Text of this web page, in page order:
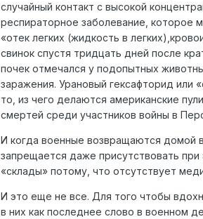
случайный контакт с высокой
респираторное заболевание, которое
«отек легких (жидкость в
свинок спустя тридцать дней после
почек отмечался у подопытных
заражения. Урановый гексафторид или
то, из чего делаются американские
смертей среди участников войны в
И когда военные возвращаются домой
запрещается даже присутствовать
«склады» потому, что отсутствует
И это еще не все. Для того чтобы
в них как последнее слово в военном